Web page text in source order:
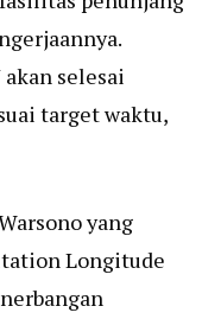
selesai
target waktu,
yang
Longitude